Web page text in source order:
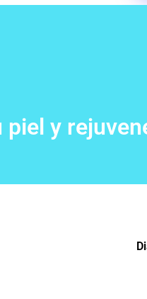
piel y